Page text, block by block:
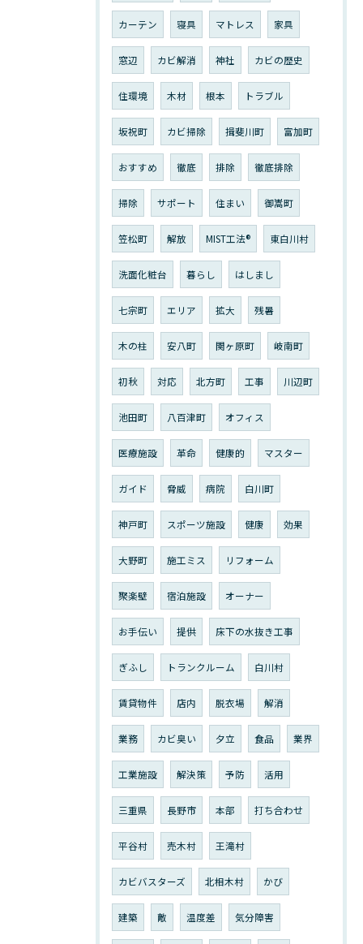
カーテン 寝具 マトレス 家具
窓辺 カビ解消 神社 カビの歴史
住環境 木材 根本 トラブル
坂祝町 カビ掃除 揖斐川町 富加町
おすすめ 徹底 排除 徹底排除
掃除 サポート 住まい 御嵩町
笠松町 解放 MIST工法®︎ 東白川村
洗面化粧台 暮らし はしまし
七宗町 エリア 拡大 残暑
木の柱 安八町 関ヶ原町 岐南町
初秋 対応 北方町 工事 川辺町
池田町 八百津町 オフィス
医療施設 革命 健康的 マスター
ガイド 脅威 病院 白川町
神戸町 スポーツ施設 健康 効果
大野町 施工ミス リフォーム
聚楽壁 宿泊施設 オーナー
お手伝い 提供 床下の水抜き工事
ぎふし トランクルーム 白川村
賃貸物件 店内 脱衣場 解消
業務 カビ臭い 夕立 食品 業界
工業施設 解決策 予防 活用
三重県 長野市 本部 打ち合わせ
平谷村 売木村 王滝村
カビバスターズ 北相木村 かび
建築 敵 温度差 気分障害